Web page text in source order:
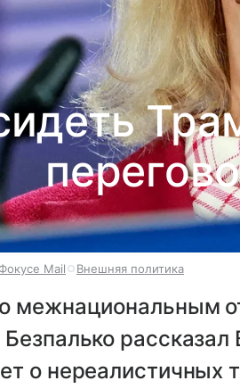
Mail Внешняя политика
межнациональным
о нереалистичных